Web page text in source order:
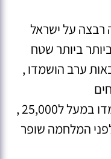
על ישראל
ביותר שטח
ערב הושמדו ,
לכוחות האוייב היו אבידות שנאמדו במעל ל25,000 ,
המלחמה שופר